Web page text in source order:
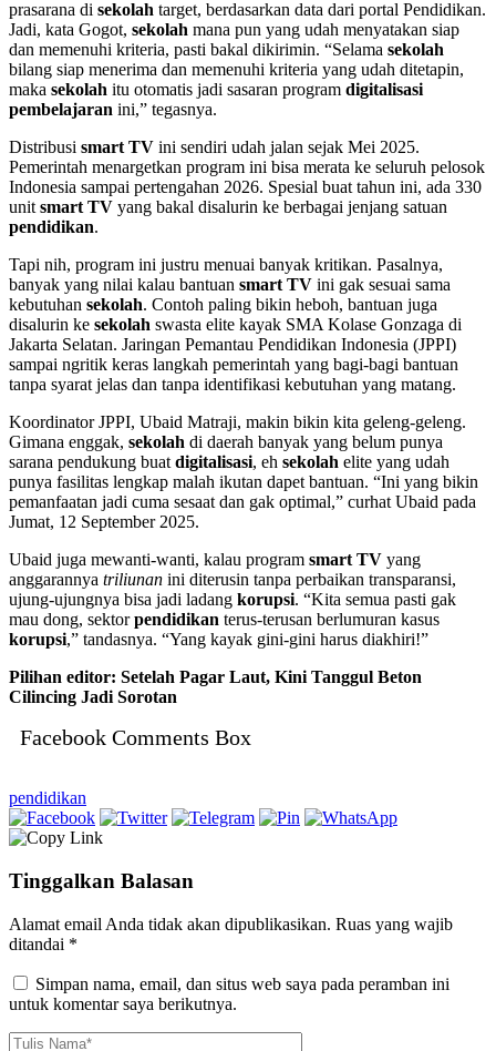
prasarana di sekolah target, berdasarkan data dari portal Pendidikan.
Jadi, kata Gogot, sekolah mana pun yang udah menyatakan siap
dan memenuhi kriteria, pasti bakal dikirimin. “Selama sekolah
bilang siap menerima dan memenuhi kriteria yang udah ditetapin,
maka sekolah itu otomatis jadi sasaran program digitalisasi
pembelajaran ini,” tegasnya.
Distribusi smart TV ini sendiri udah jalan sejak Mei 2025.
Pemerintah menargetkan program ini bisa merata ke seluruh pelosok
Indonesia sampai pertengahan 2026. Spesial buat tahun ini, ada 330
unit smart TV yang bakal disalurin ke berbagai jenjang satuan
pendidikan.
Tapi nih, program ini justru menuai banyak kritikan. Pasalnya,
banyak yang nilai kalau bantuan smart TV ini gak sesuai sama
kebutuhan sekolah. Contoh paling bikin heboh, bantuan juga
disalurin ke sekolah swasta elite kayak SMA Kolase Gonzaga di
Jakarta Selatan. Jaringan Pemantau Pendidikan Indonesia (JPPI)
sampai ngritik keras langkah pemerintah yang bagi-bagi bantuan
tanpa syarat jelas dan tanpa identifikasi kebutuhan yang matang.
Koordinator JPPI, Ubaid Matraji, makin bikin kita geleng-geleng.
Gimana enggak, sekolah di daerah banyak yang belum punya
sarana pendukung buat digitalisasi, eh sekolah elite yang udah
punya fasilitas lengkap malah ikutan dapet bantuan. “Ini yang bikin
pemanfaatan jadi cuma sesaat dan gak optimal,” curhat Ubaid pada
Jumat, 12 September 2025.
Ubaid juga mewanti-wanti, kalau program smart TV yang
anggarannya triliunan ini diterusin tanpa perbaikan transparansi,
ujung-ujungnya bisa jadi ladang korupsi. “Kita semua pasti gak
mau dong, sektorpendidikan terus-terusan berlumuran kasus
korupsi,” tandasnya. “Yang kayak gini-gini harus diakhiri!”
Pilihan editor: Setelah Pagar Laut, Kini Tanggul Beton
Cilincing Jadi Sorotan
Facebook Comments Box
pendidikan
Tinggalkan Balasan
Alamat email Anda tidak akan dipublikasikan. Ruas yang wajib
ditandai *
Simpan nama, email, dan situs web saya pada peramban ini
untuk komentar saya berikutnya.